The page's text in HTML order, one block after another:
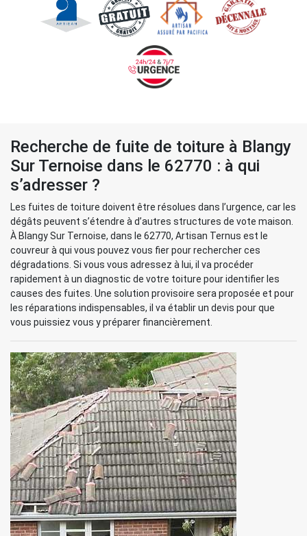
Recherche de fuite de toiture à Blangy
Sur Ternoise dans le 62770 : à qui
s’adresser ?
Les fuites de toiture doivent être résolues dans l’urgence, car les
dégâts peuvent s’étendre à d’autres structures de vote maison.
À Blangy Sur Ternoise, dans le 62770, Artisan Ternus est le
couvreur à qui vous pouvez vous fier pour rechercher ces
dégradations. Si vous vous adressez à lui, il va procéder
rapidement à un diagnostic de votre toiture pour identifier les
causes des fuites. Une solution provisoire sera proposée et pour
les réparations indispensables, il va établir un devis pour que
vous puissiez vous y préparer financièrement.